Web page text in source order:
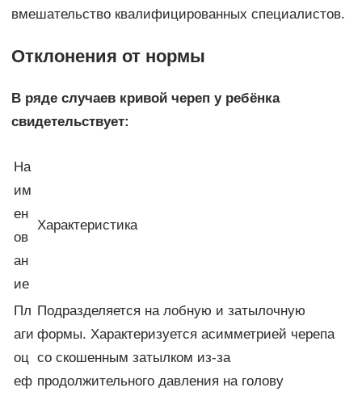
вмешательство квалифицированных специалистов.
Отклонения от нормы
В ряде случаев кривой череп у ребёнка
свидетельствует:
На
им
ен
ов
ан
ие
Характеристика
Пл
аги
оц
еф
Подразделяется на лобную и затылочную
формы. Характеризуется асимметрией черепа
со скошенным затылком из-за
продолжительного давления на голову